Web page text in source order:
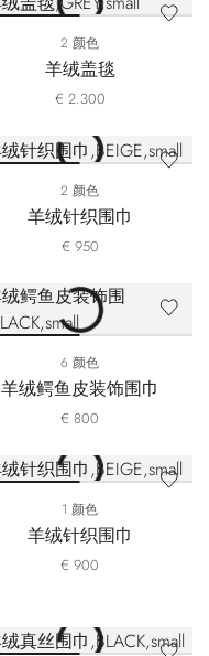
2 颜色
羊绒盖毯
€ 2.300
2 颜色
羊绒针织围巾
€ 950
6 颜色
羊绒鳄鱼皮装饰围巾
€ 800
1 颜色
羊绒针织围巾
€ 900